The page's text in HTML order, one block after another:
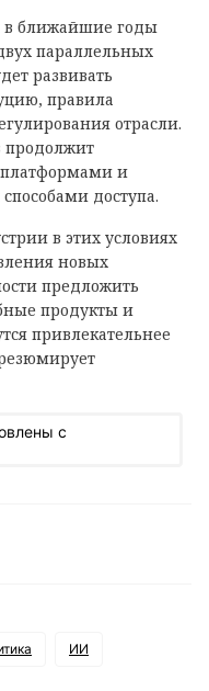
в ближайшие годы
параллельных
развивать
правила
отрасли.
продолжит
и
доступа.
в этих условиях
новых
предложить
продукты и
привлекательнее
с
ИИ